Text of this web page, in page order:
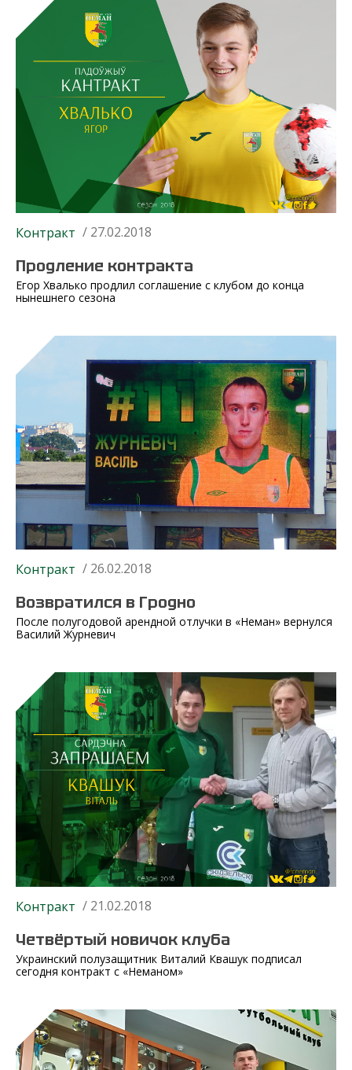
Контракт / 27.02.2018
Продление контракта
Егор Хвалько продлил соглашение с клубом до конца
нынешнего сезона
Контракт / 26.02.2018
Возвратился в Гродно
После полугодовой арендной отлучки в «Неман» вернулся
Василий Журневич
Контракт / 21.02.2018
Четвёртый новичок клуба
Украинский полузащитник Виталий Квашук подписал
сегодня контракт с «Неманом»